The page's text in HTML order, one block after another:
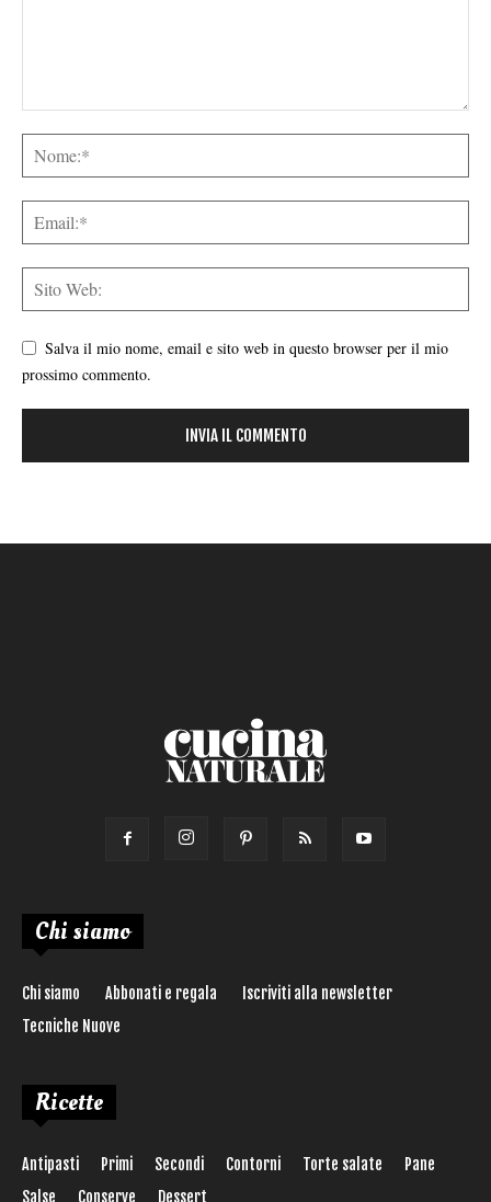
Salva il mio nome, email e sito web in questo browser per il mio
prossimo commento.
Chi siamo
Chi siamo Abbonati e regala
Iscriviti alla newsletter
Tecniche Nuove
Ricette
Antipasti Primi Secondi Contorni Torte salate
Pane
Salse
Conserve Dessert